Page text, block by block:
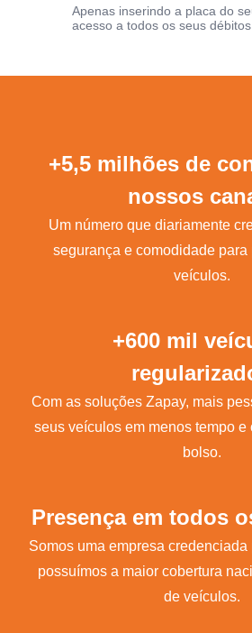
Apenas inserindo a placa do
acesso a todos os seus
+5,5 milhões de
nossos
Um número que diariamente
segurança e comodidade para
veículos.
+600 mil
Com as soluções Zapay, mais
seus veículos em menos tempo
bolso.
Presença em todos
Somos uma empresa
possuímos a maior cobertura
de veículos.